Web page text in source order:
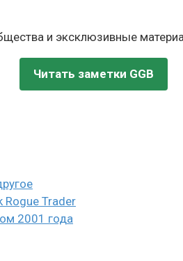
и эксклюзивные
Читать заметки GGB
Rogue Trader
2001 года